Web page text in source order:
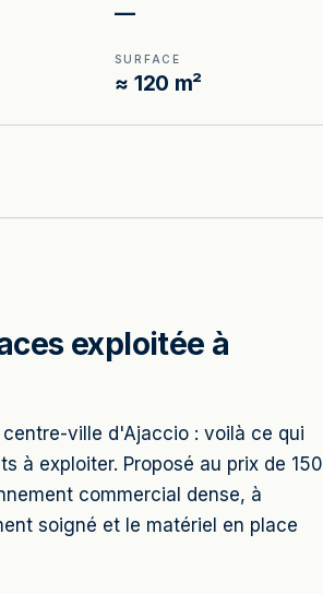
—
SURFACE
≈ 120 m²
exploitée à
ville d'Ajaccio : voilà ce qui
à exploiter. Proposé au prix de 150
commercial dense, à
soigné et le matériel en place